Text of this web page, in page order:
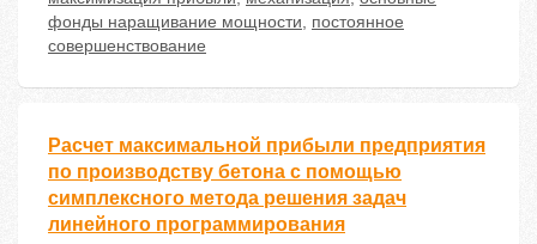
фонды наращивание мощности, постоянное
совершенствование
Расчет максимальной прибыли предприятия
по производству бетона с помощью
симплексного метода решения задач
линейного программирования